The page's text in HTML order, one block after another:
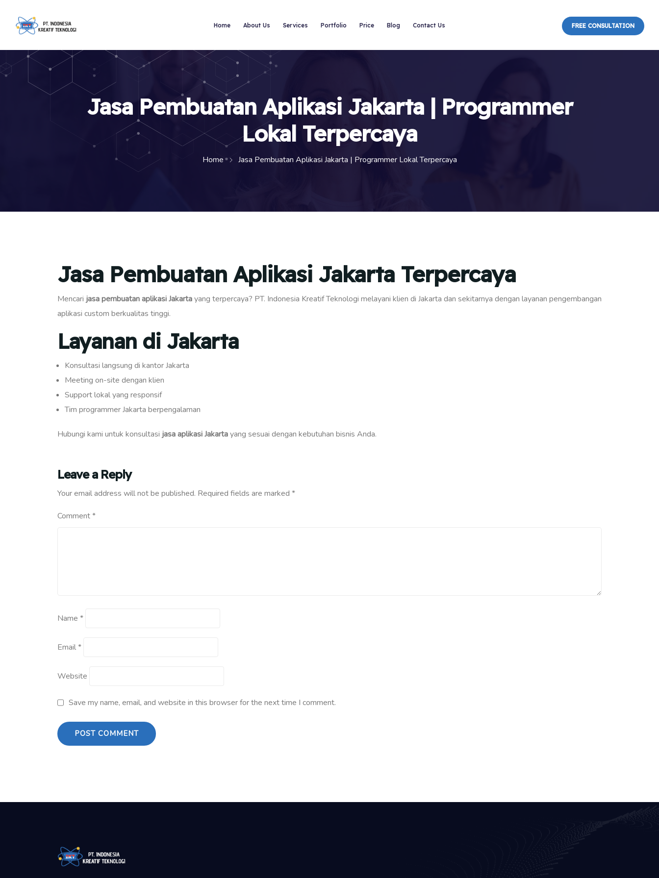
Home About Us Services Portfolio Price Blog Contact Us FREE CONSULTATION
Jasa Pembuatan Aplikasi Jakarta | Programmer
Lokal Terpercaya
Home Jasa Pembuatan Aplikasi Jakarta | Programmer Lokal Terpercaya
Jasa Pembuatan Aplikasi Jakarta Terpercaya
Mencari jasa pembuatan aplikasi Jakartayang terpercaya? PT. Indonesia Kreatif Teknologi melayani klien di Jakarta dan sekitarnya dengan layanan pengembangan
aplikasi custom berkualitas tinggi.
Layanan di Jakarta
Konsultasi langsung di kantor Jakarta
Meeting on-site dengan klien
Support lokal yang responsif
Tim programmer Jakarta berpengalaman
Hubungi kami untuk konsultasi jasa aplikasi Jakartayang sesuai dengan kebutuhan bisnis Anda.
Leave a Reply
Your email address will not be published. Required fields are marked *
Comment*
Name *
Email*
Website
Save my name, email, and website in this browser for the next time I comment.